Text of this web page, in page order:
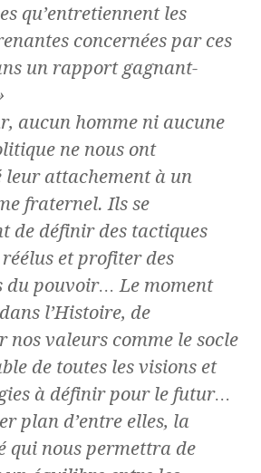
qu’entretiennent les
concernées par ces
un rapport gagnant-
aucun homme ni aucune
ne nous ont
leur attachement à un
fraternel. Ils se
de définir des tactiques
et profiter des
du pouvoir… Le moment
l’Histoire, de
nos valeurs comme le socle
de toutes les visions et
à définir pour le futur…
plan d’entre elles, la
qui nous permettra de